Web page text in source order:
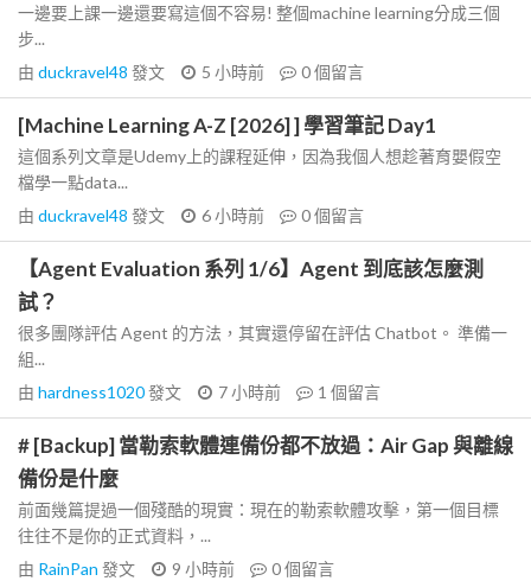
一邊要上課一邊還要寫這個不容易! 整個machine learning分成三個
步...
由 duckravel48 發文 5 小時前 0個留言
[Machine Learning A-Z [2026] ] 學習筆記 Day1
這個系列文章是Udemy上的課程延伸，因為我個人想趁著育嬰假空
檔學一點data...
由 duckravel48 發文 6 小時前 0個留言
【Agent Evaluation 系列 1/6】Agent 到底該怎麼測
試？
很多團隊評估 Agent 的方法，其實還停留在評估 Chatbot。 準備一
組...
由 hardness1020發文 7 小時前 1 個留言
# [Backup] 當勒索軟體連備份都不放過：Air Gap 與離線
備份是什麼
前面幾篇提過一個殘酷的現實：現在的勒索軟體攻擊，第一個目標
往往不是你的正式資料，...
由 RainPan 發文 9 小時前 0個留言